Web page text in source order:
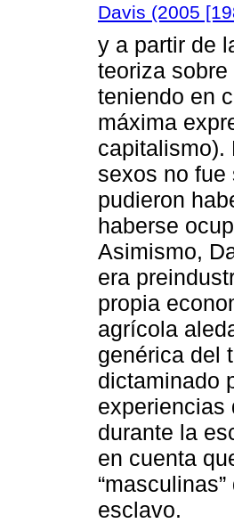
Davis (2005
y a partir de
teoriza
teniendo en
máxima
capitalismo).
sexos no fue
pudieron
haberse
Asimismo,
era
propia
agrícola
genérica del
dictaminado
experiencias
durante la
en cuenta
esclavo.